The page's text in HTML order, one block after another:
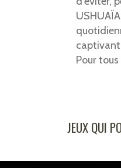
Pour
JEUX QUI